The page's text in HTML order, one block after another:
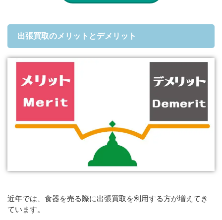
出張買取のメリットとデメリット
近年では、食器を売る際に出張買取を利用する方が増えてき
ています。